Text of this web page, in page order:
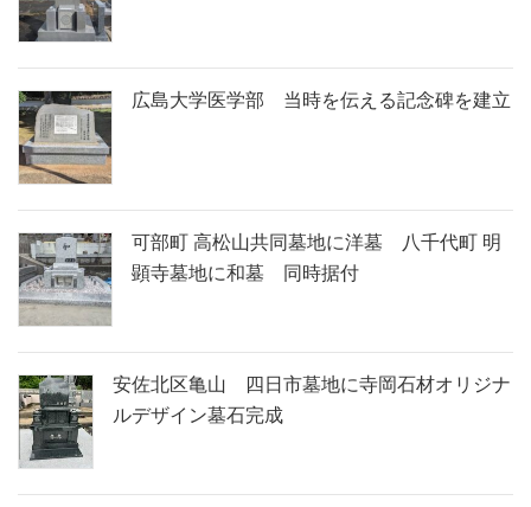
広島大学医学部 当時を伝える記念碑を建立
可部町 高松山共同墓地に洋墓 八千代町 明
顕寺墓地に和墓 同時据付
安佐北区亀山 四日市墓地に寺岡石材オリジナ
ルデザイン墓石完成